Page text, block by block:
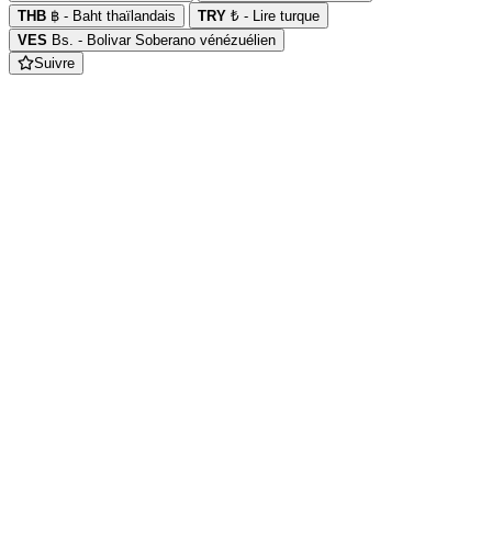
THB ฿ - Baht thaïlandais TRY ₺ - Lire turque
VES Bs. - Bolivar Soberano vénézuélien
Suivre